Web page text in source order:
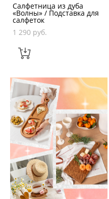
Салфетница из дуба
«Волны» / Подставка для
салфеток
1 290 pуб.